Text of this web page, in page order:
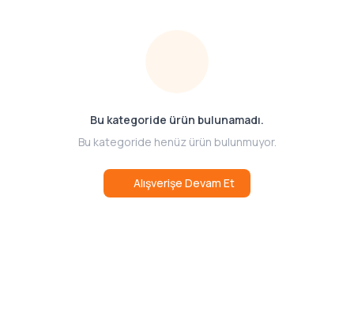
Bu kategoride ürün bulunamadı.
Bu kategoride henüz ürün bulunmuyor.
Alışverişe Devam Et